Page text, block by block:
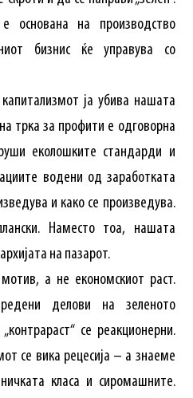
основана на производство
бизнис ќе управува со
ја убива нашата
трка за профити е одговорна
еколошките стандарди и
водени од заработката
и како се произведува.
Наместо тоа, нашата
на пазарот.
а не економскиот раст.
делови на зеленото
се реакционерни.
се вика рецесија – а знаеме
класа и сиромашните.